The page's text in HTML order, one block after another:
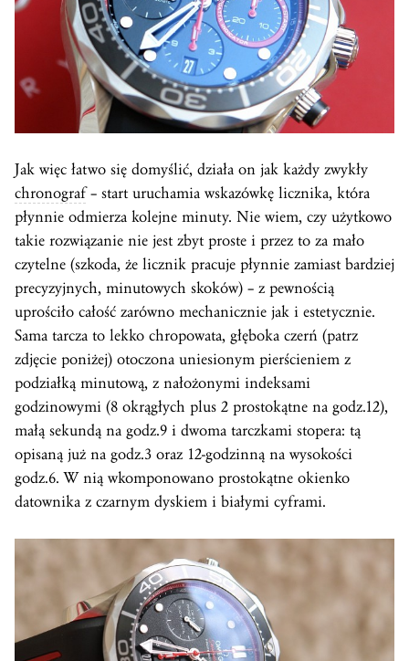
Jak więc łatwo się domyślić, działa on jak każdy zwykły
chronograf– start uruchamia wskazówkę licznika, która
płynnie odmierza kolejne minuty. Nie wiem, czy użytkowo
takie rozwiązanie nie jest zbyt proste i przez to za mało
czytelne (szkoda, że licznik pracuje płynnie zamiast bardziej
precyzyjnych, minutowych skoków) – z pewnością
uprościło całość zarówno mechanicznie jak i estetycznie.
Sama tarcza to lekko chropowata, głęboka czerń (patrz
zdjęcie poniżej) otoczona uniesionym pierścieniem z
podziałką minutową, z nałożonymi indeksami
godzinowymi (8 okrągłych plus 2 prostokątne na godz.12),
małą sekundą na godz.9 i dwoma tarczkami stopera: tą
opisaną już na godz.3 oraz 12-godzinną na wysokości
godz.6. W nią wkomponowano prostokątne okienko
datownika z czarnym dyskiem i białymi cyframi.